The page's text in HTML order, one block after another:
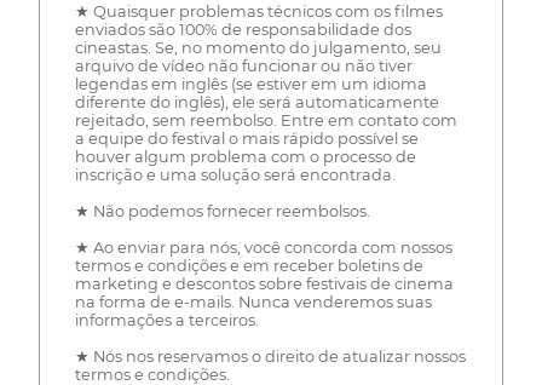
★ Quaisquer problemas técnicos com os filmes
enviados são 100% de responsabilidade dos
cineastas. Se, no momento do julgamento, seu
arquivo de vídeo não funcionar ou não tiver
legendas em inglês (se estiver em um idioma
diferente do inglês), ele será automaticamente
rejeitado, sem reembolso. Entre em contato com
a equipe do festival o mais rápido possível se
houver algum problema com o processo de
inscrição e uma solução será encontrada.
★ Não podemos fornecer reembolsos.
★ Ao enviar para nós, você concorda com nossos
termos e condições e em receber boletins de
marketing e descontos sobre festivais de cinema
na forma de e-mails. Nunca venderemos suas
informações a terceiros.
★ Nós nos reservamos o direito de atualizar nossos
termos e condições.